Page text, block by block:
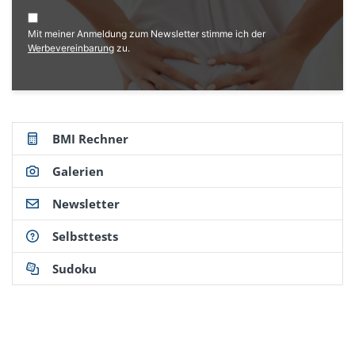
Diskussionspunkte:
www.aerzteblatt.de/archiv/35809/Auswahl-von-
Protonenpumpen-Inhibitoren-Diskussionspunkte
Mit meiner Anmeldung zum Newsletter stimme ich der
Werbevereinbarung zu.
BMI Rechner
Galerien
Newsletter
Selbsttests
Sudoku